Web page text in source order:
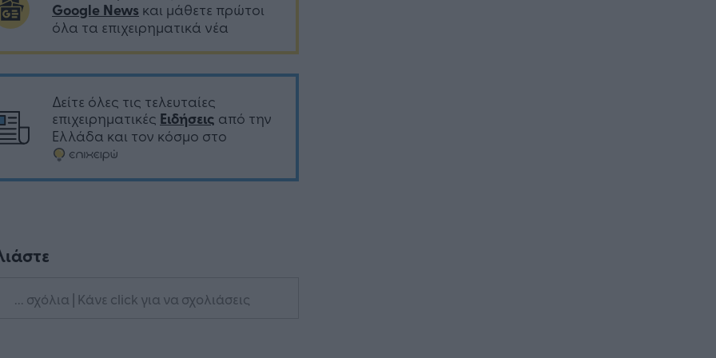
Google News και μάθετε πρώτοι
όλα τα επιχειρηματικά νέα
Δείτε όλες τις τελευταίες
επιχειρηματικές Ειδήσεις από την
Ελλάδα και τον κόσμο στο
... σχόλια | Κάνε click για να σχολιάσεις